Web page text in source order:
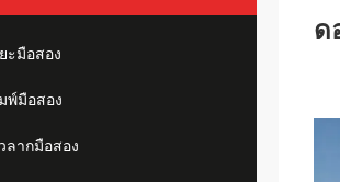
ะมือสอง
พ์มือสอง
ลากมือสอง
ด